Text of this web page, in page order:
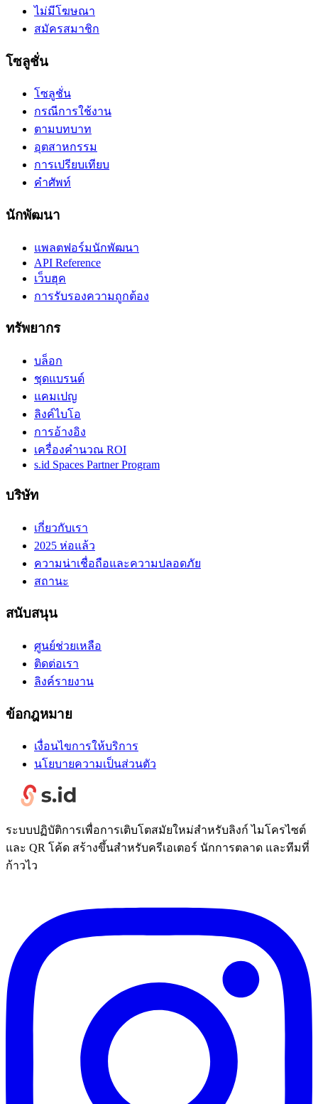
ไม่มีโฆษณา
สมัครสมาชิก
โซลูชั่น
โซลูชั่น
กรณีการใช้งาน
ตามบทบาท
อุตสาหกรรม
การเปรียบเทียบ
คำศัพท์
นักพัฒนา
แพลตฟอร์มนักพัฒนา
API Reference
เว็บฮุค
การรับรองความถูกต้อง
ทรัพยากร
บล็อก
ชุดแบรนด์
แคมเปญ
ลิงค์ไบโอ
การอ้างอิง
เครื่องคำนวณ ROI
s.id Spaces Partner Program
บริษัท
เกี่ยวกับเรา
2025 ห่อแล้ว
ความน่าเชื่อถือและความปลอดภัย
สถานะ
สนับสนุน
ศูนย์ช่วยเหลือ
ติดต่อเรา
ลิงค์รายงาน
ข้อกฎหมาย
เงื่อนไขการให้บริการ
นโยบายความเป็นส่วนตัว
ระบบปฏิบัติการเพื่อการเติบโตสมัยใหม่สำหรับลิงก์ ไมโครไซต์
และ QR โค้ด สร้างขึ้นสำหรับครีเอเตอร์ นักการตลาด และทีมที่
ก้าวไว